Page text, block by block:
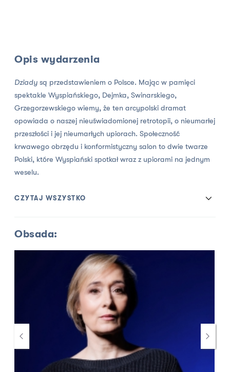
Opis wydarzenia
Dziady są przedstawieniem o Polsce. Mając w pamięci
spektakle Wyspiańskiego, Dejmka, Swinarskiego,
Grzegorzewskiego wiemy, że ten arcypolski dramat
opowiada o naszej nieuświadomionej retrotopii, o nieumarłej
przeszłości i jej nieumarłych upiorach. Społeczność
krwawego obrzędu i konformistyczny salon to dwie twarze
Polski, które Wyspiański spotkał wraz z upiorami na jednym
weselu.
CZYTAJ WSZYSTKO
Obsada: